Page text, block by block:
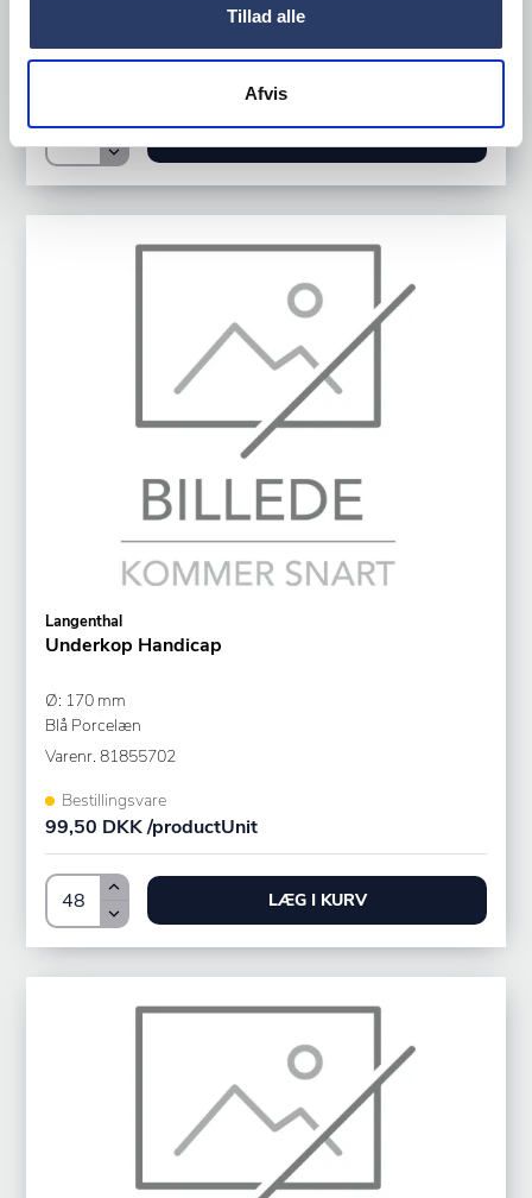
Tillad alle
Afvis
119,00 DKK /productUnit
Langenthal
Underkop Handicap
Ø: 170 mm
Blå Porcelæn
Varenr. 81855702
Bestillingsvare
99,50 DKK /productUnit
LÆG I KURV